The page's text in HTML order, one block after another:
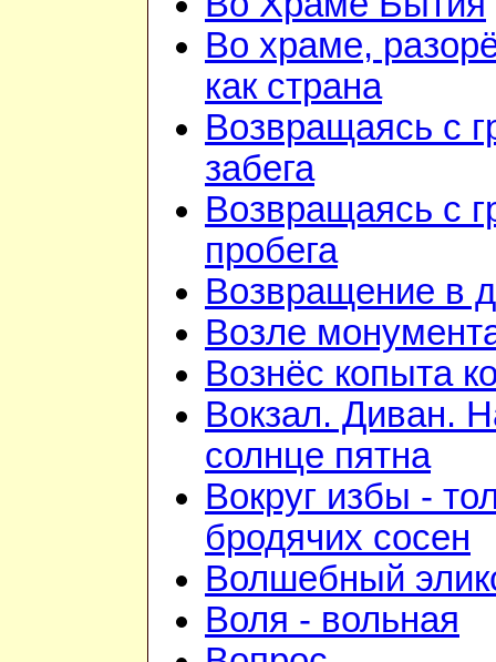
Во храме,
как страна
Возвращаясь с
забега
Возвращаясь с
пробега
Возвращение в
Возле
Вознёс копыта
Вокзал. Диван.
солнце пятна
Вокруг избы -
бродячих сосен
Волшебный
Воля - вольная